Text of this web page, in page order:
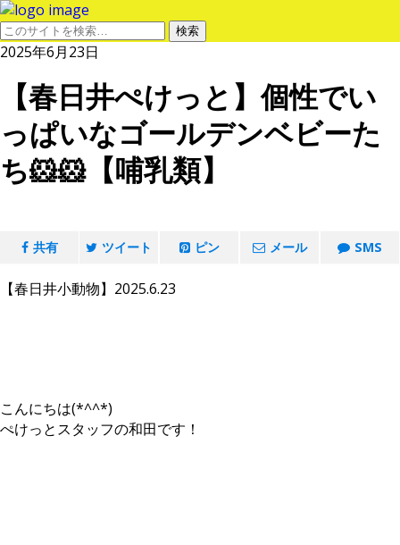
2025年6月23日
【春日井ぺけっと】個性でい
っぱいなゴールデンベビーた
ち🐹🐹【哺乳類】
共有 ツイート ピン メール SMS
【春日井小動物】2025.6.23
こんにちは(*^^*)
ぺけっとスタッフの和田です！